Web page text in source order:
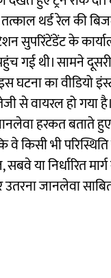
थर्ड रेल की
सुपरिंटेंडेंट के
गई थी। सामने
घटना का वीडियो
से वायरल हो गया
हरकत बताते हुए
वे किसी भी
या निर्धारित
जानलेवा